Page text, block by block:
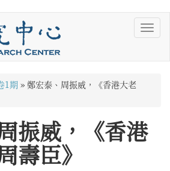
1期 » 鄭宏泰、周振威，《香港大老
振威，《香港
臣》